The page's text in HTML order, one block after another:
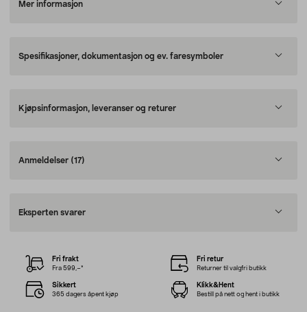
Mer informasjon
Spesifikasjoner, dokumentasjon og ev. faresymboler
Kjøpsinformasjon, leveranser og returer
Anmeldelser (17)
Eksperten svarer
Fri frakt
Fra 599,–*
Fri retur
Returner til valgfri butikk
Sikkert
365 dagers åpent kjøp
Klikk&Hent
Bestill på nett og hent i butikk